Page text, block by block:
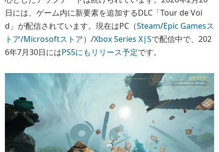
日には、ゲーム内に新要素を追加するDLC「Tour de Voi
d」が配信されています。現在はPC（Steam/Epic Gamesス
トア/Microsoftストア）/Xbox Series X|Sで配信中で、202
6年7月30日にはPS5にもリリース予定です。